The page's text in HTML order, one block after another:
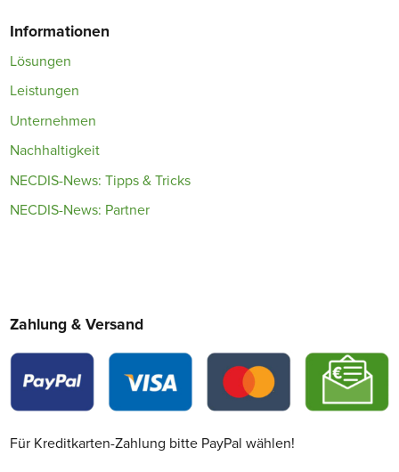
Informationen
Lösungen
Leistungen
Unternehmen
Nachhaltigkeit
NECDIS-News: Tipps & Tricks
NECDIS-News: Partner
Zahlung & Versand
Für Kreditkarten-Zahlung bitte PayPal wählen!